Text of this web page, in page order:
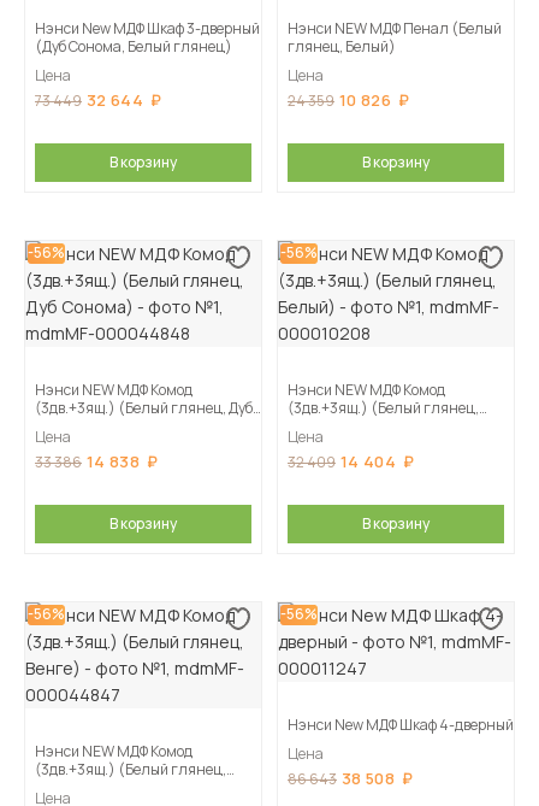
Нэнси New МДФ Шкаф 3-дверный
(Дуб Сонома, Белый глянец)
Цена
73 449 32 644
В корзину
Нэнси NEW МДФ Пенал (Белый
глянец, Белый)
Цена
24 359 10 826
В корзину
-56%
Нэнси NEW МДФ Комод
(3дв.+3ящ.) (Белый глянец, Дуб
Цена
33 386 14 838
В корзину
-56%
Нэнси NEW МДФ Комод
(3дв.+3ящ.) (Белый глянец,
Цена
32 409 14 404
В корзину
-56%
Нэнси NEW МДФ Комод
(3дв.+3ящ.) (Белый глянец,
Цена
-56%
Нэнси New МДФ Шкаф 4-дверный
Цена
86 643 38 508